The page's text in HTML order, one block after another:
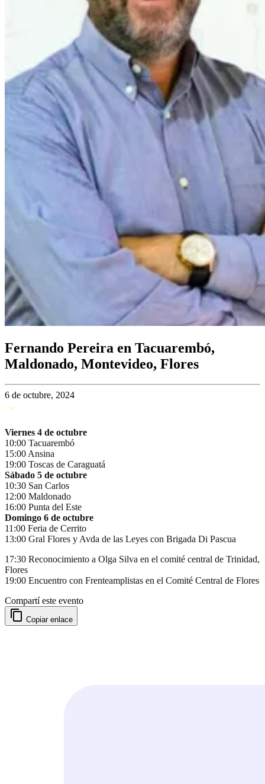
Fernando Pereira en Tacuarembó,
Maldonado, Montevideo, Flores
6 de octubre, 2024
Viernes 4 de octubre
10:00 Tacuarembó
15:00 Ansina
19:00 Toscas de Caraguatá
Sábado 5 de octubre
10:30 San Carlos
12:00 Maldonado
16:00 Punta del Este
Domingo 6 de octubre
11:00 Feria de Cerrito
13:00 Gral Flores y Avda de las Leyes con Brigada Di Pascua
17:30 Reconocimiento a Olga Silva en el comité central de Trinidad,
Flores
19:00 Encuentro con Frenteamplistas en el Comité Central de Flores
Compartí este evento
Copiar enlace